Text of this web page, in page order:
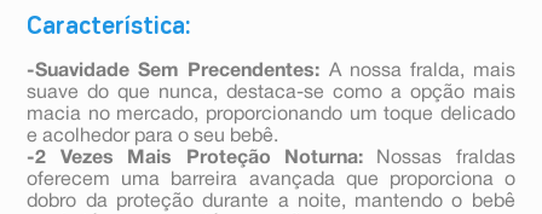
Característica:
-Suavidade Sem Precendentes: A nossa fralda, mais
suave do que nunca, destaca-se como a opção mais
macia no mercado, proporcionando um toque delicado
e acolhedor para o seu bebê.
-2 Vezes Mais Proteção Noturna:Nossas fraldas
oferecem uma barreira avançada que proporciona o
dobro da proteção durante a noite, mantendo o bebê